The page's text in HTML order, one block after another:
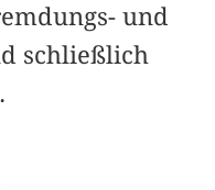
und
schließlich